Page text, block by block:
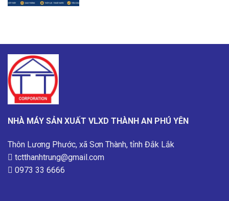
NHÀ MÁY SẢN XUẤT VLXD THÀNH AN PHÚ YÊN
Thôn Lương Phước, xã Sơn Thành, tỉnh Đắk Lắk
tctthanhtrung@gmail.com
0973 33 6666